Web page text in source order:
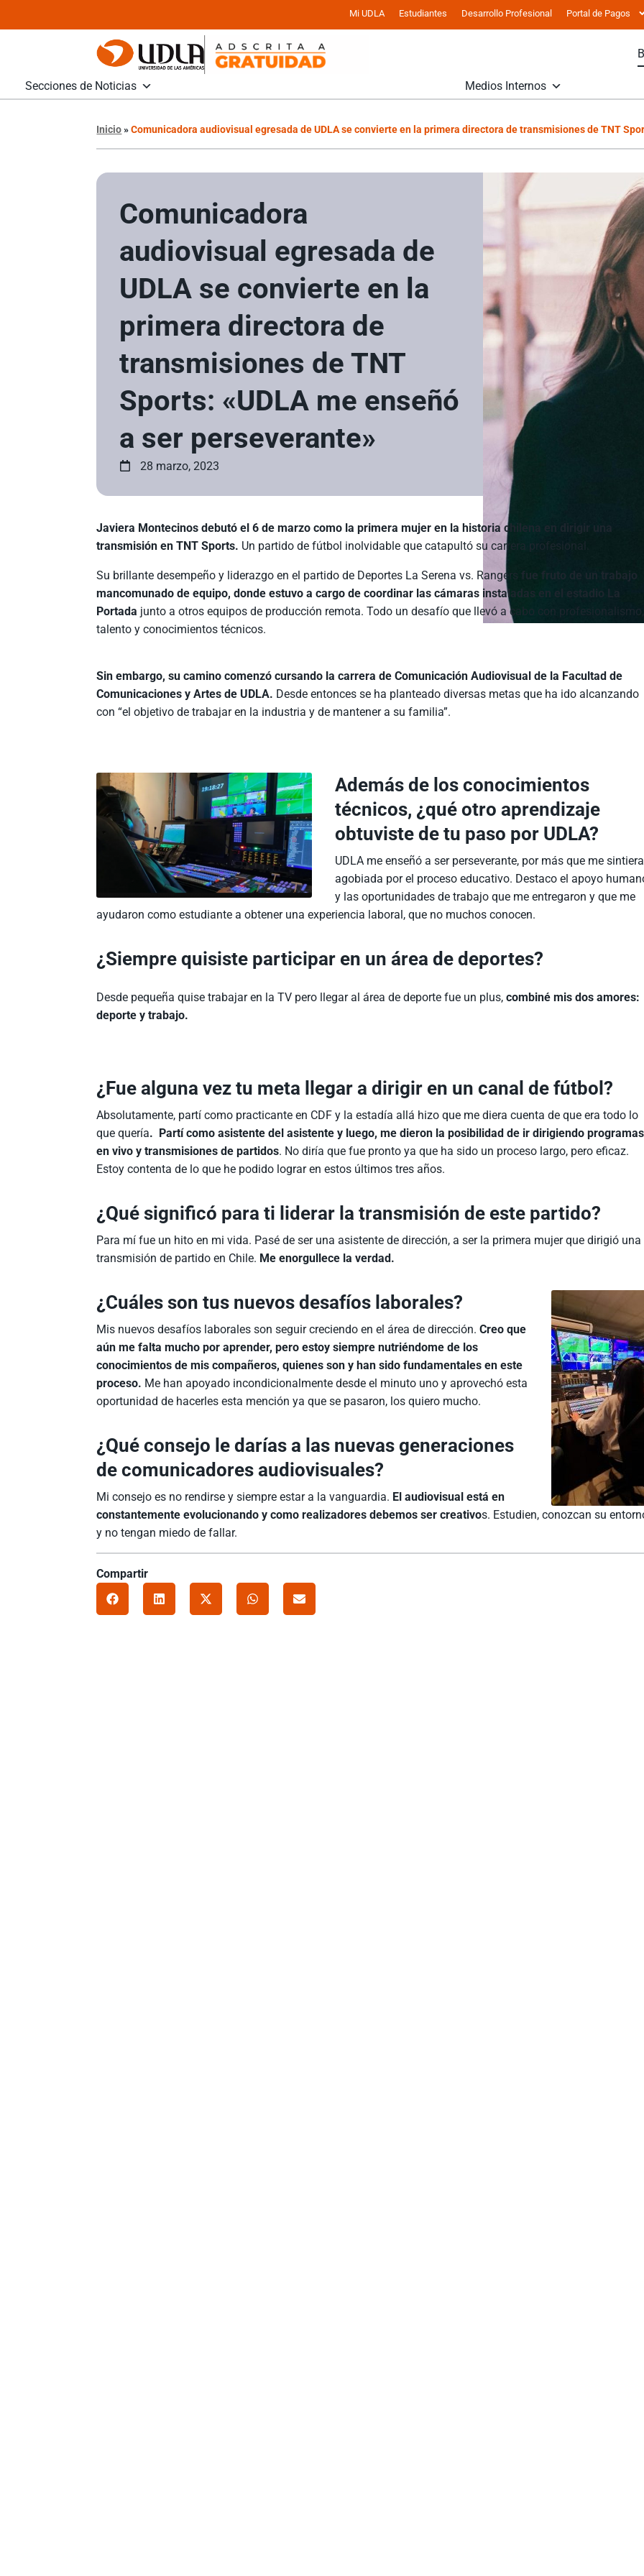
Mi UDLA Estudiantes Desarrollo Profesional Portal de Pagos
Secciones de Noticias Medios Internos
Inicio»Comunicadora audiovisual egresada de UDLA se convierte en la primera directora de transmisiones de TNT
Comunicadora
audiovisual egresada de
UDLA se convierte en la
primera directora de
transmisiones de TNT
Sports: «UDLA me enseñó
a ser perseverante»
28 marzo, 2023
Javiera Montecinos debutó el 6 de marzo como la primera mujer en la historia chilena en dirigir una
transmisión en TNT Sports. Un partido de fútbol inolvidable que catapultó su carrera profesional.
Su brillante desempeño y liderazgo en el partido de Deportes La Serena vs. Rangers fue fruto de un trabajo
mancomunado de equipo, donde estuvo a cargo de coordinar las cámaras instaladas en el estadio La
Portada junto a otros equipos de producción remota. Todo un desafío que llevó a cabo con profesionalismo,
talento y conocimientos técnicos.
Sin embargo, su camino comenzó cursando la carrera de Comunicación Audiovisual de la Facultad de
Comunicaciones y Artes de UDLA. Desde entonces se ha planteado diversas metas que ha ido alcanzando
con “el objetivo de trabajar en la industria y de mantener a su familia”.
Además de los conocimientos
técnicos, ¿qué otro aprendizaje
obtuviste de tu paso por UDLA?
UDLA me enseñó a ser perseverante, por más que me sintiera
agobiada por el proceso educativo. Destaco el apoyo
y las oportunidades de trabajo que me entregaron y que me
ayudaron como estudiante a obtener una experiencia laboral, que no muchos conocen.
¿Siempre quisiste participar en un área de deportes?
Desde pequeña quise trabajar en la TV pero llegar al área de deporte fue un plus,combiné mis dos amores:
deporte y trabajo.
¿Fue alguna vez tu meta llegar a dirigir en un canal de fútbol?
Absolutamente, partí como practicante en CDF y la estadía allá hizo que me diera cuenta de que era todo lo
que quería. Partí como asistente del asistente y luego, me dieron la posibilidad de ir dirigiendo programas
en vivo y transmisiones de partidos. No diría que fue pronto ya que ha sido un proceso largo, pero eficaz.
Estoy contenta de lo que he podido lograr en estos últimos tres años.
¿Qué significó para ti liderar la transmisión de este partido?
Para mí fue un hito en mi vida. Pasé de ser una asistente de dirección, a ser la primera mujer que dirigió una
transmisión de partido en Chile. Me enorgullece la verdad.
¿Cuáles son tus nuevos desafíos laborales?
Mis nuevos desafíos laborales son seguir creciendo en el área de dirección.Creo que
aún me falta mucho por aprender, pero estoy siempre nutriéndome de los
conocimientos de mis compañeros, quienes son y han sido fundamentales en este
proceso. Me han apoyado incondicionalmente desde el minuto uno y aprovechó esta
oportunidad de hacerles esta mención ya que se pasaron, los quiero mucho.
¿Qué consejo le darías a las nuevas generaciones
de comunicadores audiovisuales?
Mi consejo es no rendirse y siempre estar a la vanguardia. El audiovisual está en
constantemente evolucionando y como realizadores debemos ser creativos. Estudien, conozcan su
y no tengan miedo de fallar.
Compartir